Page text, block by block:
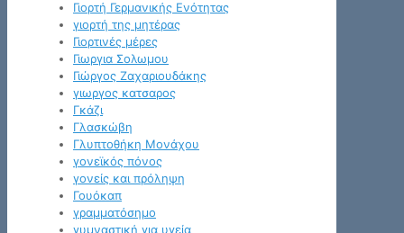
Γιορτή Γερμανικής Ενότητας
γιορτή της μητέρας
Γιορτινές μέρες
Γιωργια Σολωμου
Γιώργος Ζαχαριουδάκης
γιωργος κατσαρος
Γκάζι
Γλασκώβη
Γλυπτοθήκη Μονάχου
γονεϊκός πόνος
γονείς και πρόληψη
Γουόκαπ
γραμματόσημο
γυμναστική για υγεία